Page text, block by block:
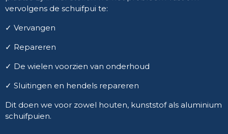
vervolgens de schuifpui te:
✓ Vervangen
✓ Repareren
✓ De wielen voorzien van onderhoud
✓ Sluitingen en hendels repareren
Dit doen we voor zowel houten, kunststof als aluminium
schuifpuien.